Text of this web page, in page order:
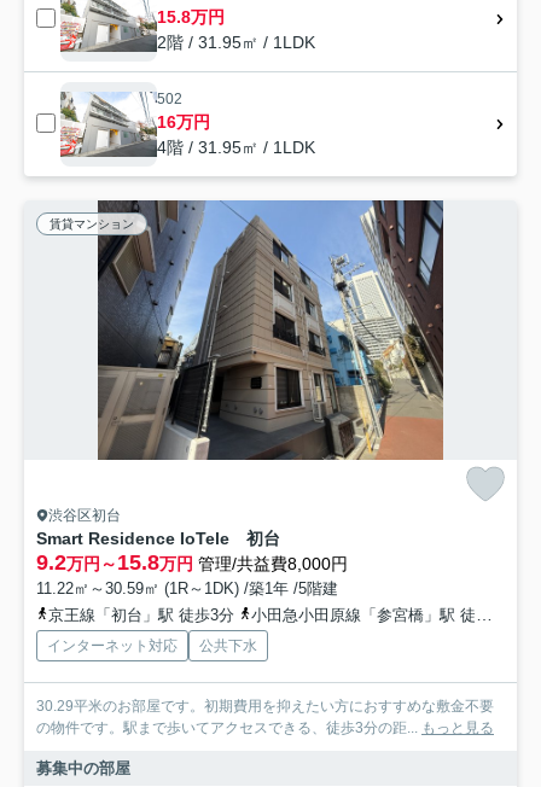
15.8万円
2階 / 31.95㎡ / 1LDK
502
16万円
4階 / 31.95㎡ / 1LDK
賃貸マンション
渋谷区初台
Smart Residence IoTele 初台
9.2万円～15.8万円 管理/共益費8,000円
11.22㎡～30.59㎡ (1R～1DK) /築1年 /5階建
京王線「初台」駅 徒歩3分
小田急小田原線「参宮橋」駅 徒歩9分
インターネット対応 公共下水
30.29平米のお部屋です。初期費用を抑えたい方におすすめな敷金不要
の物件です。駅まで歩いてアクセスできる、徒歩3分の距... もっと見る
募集中の部屋